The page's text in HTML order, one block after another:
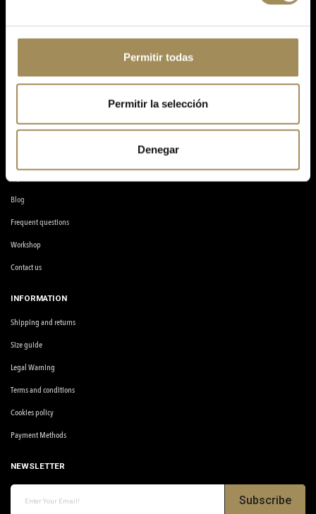
Permitir todas
Permitir la selección
Denegar
Your online store for cycling, bicycles, components, accessories, nutrition and equipment.
965380672
Avinguda de la Llibertat, 2, 03610, Petrer, Alicante.
info@quinobike.com
Blog
Frequent questions
Workshop
Contact us
INFORMATION
Shipping and returns
Size guide
Legal Warning
Terms and conditions
Cookies policy
Payment Methods
NEWSLETTER
Subscribe